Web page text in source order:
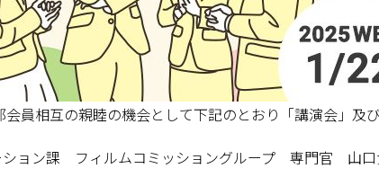
員相互の親睦の機会として下記のとおり「講演会」及
ション課 フィルムコミッショングループ 専門官 山口